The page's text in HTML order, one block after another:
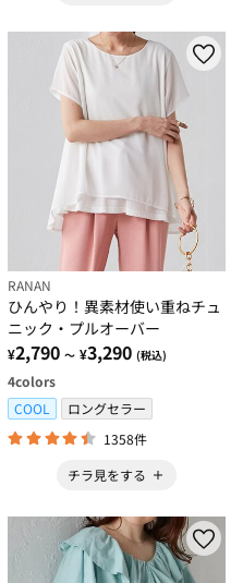
RANAN
ひんやり！異素材使い重ねチュ
ニック・プルオーバー
¥2,790 ～ ¥3,290 (税込)
4colors
COOL
ロングセラー
1358件
チラ見をする